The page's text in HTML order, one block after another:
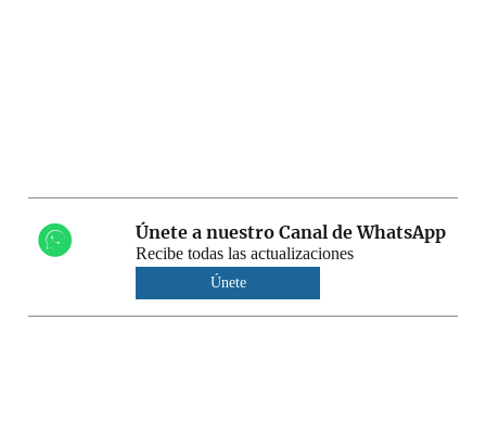
Únete a nuestro Canal de WhatsApp
Recibe todas las actualizaciones
Únete